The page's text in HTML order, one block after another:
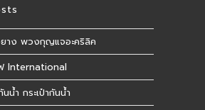
ง พวงกุญแจอะคริลิค
International
น้ำ กระเป๋ากันน้ำ